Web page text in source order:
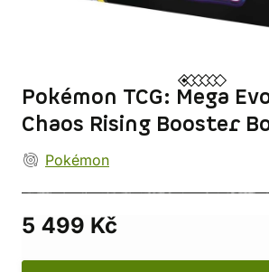
Pokémon TCG: Mega
Chaos Rising Booster
Pokémon
5 499 Kč